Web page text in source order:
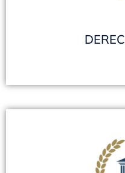
SECLO - SECOSE
Ministerio de